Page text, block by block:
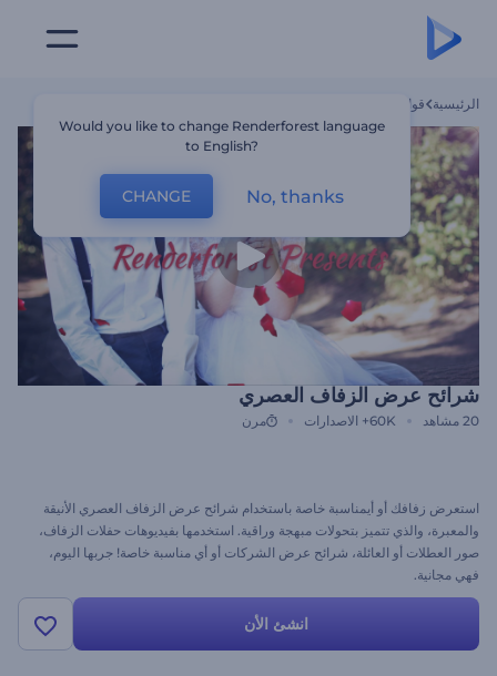
الرئيسية قوالب
شرائح عرض الزفاف العصري
20 مشاهد 60K+ الاصدارات مرن
استعرض زفافك أو أيمناسبة خاصة باستخدام شرائح عرض الزفاف العصري الأنيقة
والمعبرة، والذي تتميز بتحولات مبهجة وراقية. استخدمها بفيديوهات حفلات الزفاف،
صور العطلات أو العائلة، شرائح عرض الشركات أو أي مناسبة خاصة! جربها اليوم،
فهي مجانية.
انشئ الأن
Would you like to change Renderforest language
to English?
CHANGE No, thanks